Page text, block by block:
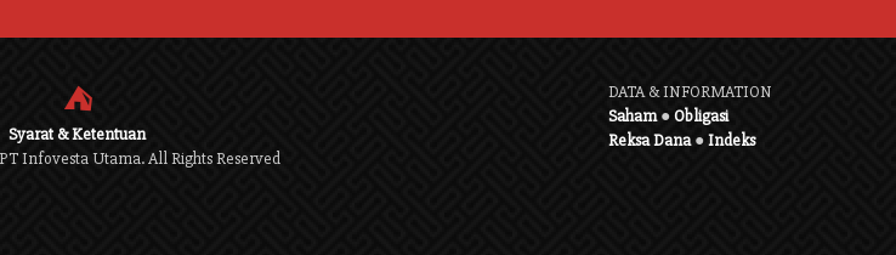
DATA & INFORMATION
Saham●Obligasi
Reksa Dana●Indeks
⛺
Syarat & Ketentuan
PT Infovesta Utama. All Rights Reserved